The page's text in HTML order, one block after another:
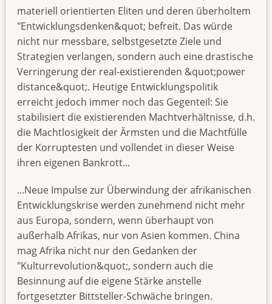
materiell orientierten Eliten und deren überholtem
"Entwicklungsdenken&quot; befreit. Das würde
nicht nur messbare, selbstgesetzte Ziele und
Strategien verlangen, sondern auch eine drastische
Verringerung der real-existierenden &quot;power
distance&quot;. Heutige Entwicklungspolitik
erreicht jedoch immer noch das Gegenteil: Sie
stabilisiert die existierenden Machtverhältnisse, d.h.
die Machtlosigkeit der Ärmsten und die Machtfülle
der Korruptesten und vollendet in dieser Weise
ihren eigenen Bankrott...
...Neue Impulse zur Überwindung der afrikanischen
Entwicklungskrise werden zunehmend nicht mehr
aus Europa, sondern, wenn überhaupt von
außerhalb Afrikas, nur von Asien kommen. China
mag Afrika nicht nur den Gedanken der
"Kulturrevolution&quot;, sondern auch die
Besinnung auf die eigene Stärke anstelle
fortgesetzter Bittsteller-Schwäche bringen.